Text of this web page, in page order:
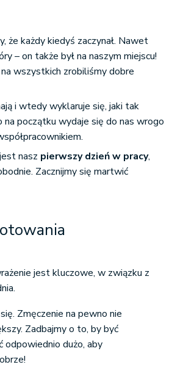
że każdy kiedyś zaczynał. Nawet
– on także był na naszym miejscu!
wszystkich zrobiliśmy dobre
i wtedy wyklaruje się, jaki tak
początku wydaje się do nas wrogo
nasz pierwszy dzień w pracy,
Zacznijmy się martwić
jest kluczowe, w związku z
Zmęczenie na pewno nie
Zadbajmy o to, by być
odpowiednio dużo, aby